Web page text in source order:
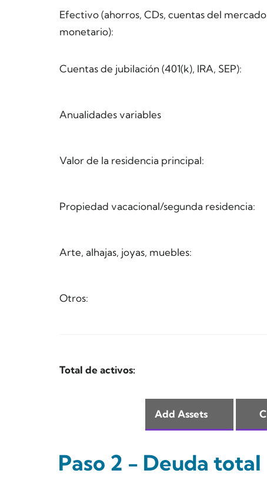
Efectivo (ahorros, CDs, cuentas del mercado
monetario):
Cuentas de jubilación (401(k), IRA, SEP):
Anualidades variables
Valor de la residencia principal:
Propiedad vacacional/segunda residencia:
Arte, alhajas, joyas, muebles:
Otros:
Total de activos:
Paso 2 - Deuda total